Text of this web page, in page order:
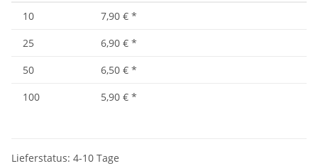
10 7,90 € *
25
6,90 € *
50
6,50 € *
100
5,90 € *
Lieferstatus: 4-10 Tage